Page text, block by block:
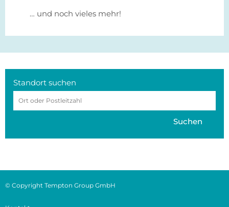
… und noch vieles mehr!
Standort suchen
Suchen
© Copyright Tempton Group GmbH